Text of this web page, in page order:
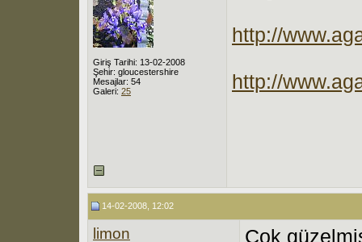
Giriş Tarihi: 13-02-2008
Şehir: gloucestershire
Mesajlar: 54
Galeri: 25
http://
http://
14-02-2008, 12:02
limon Çok